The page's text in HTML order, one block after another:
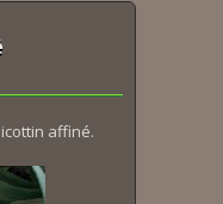
affiné.